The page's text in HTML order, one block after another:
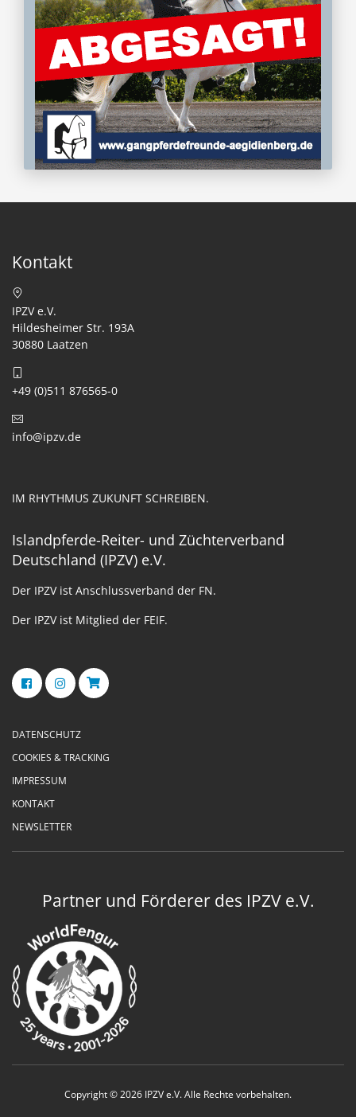
Kontakt
IPZV e.V.
Hildesheimer Str. 193A
30880 Laatzen
+49 (0)511 876565-0
info@ipzv.de
IM RHYTHMUS ZUKUNFT SCHREIBEN.
Islandpferde-Reiter- und Züchterverband
Deutschland (IPZV) e.V.
Der IPZV ist Anschlussverband der FN.
Der IPZV ist Mitglied der FEIF.
DATENSCHUTZ
COOKIES & TRACKING
IMPRESSUM
KONTAKT
NEWSLETTER
Partner und Förderer des IPZV e.V.
Copyright © 2026 IPZV e.V. Alle Rechte vorbehalten.